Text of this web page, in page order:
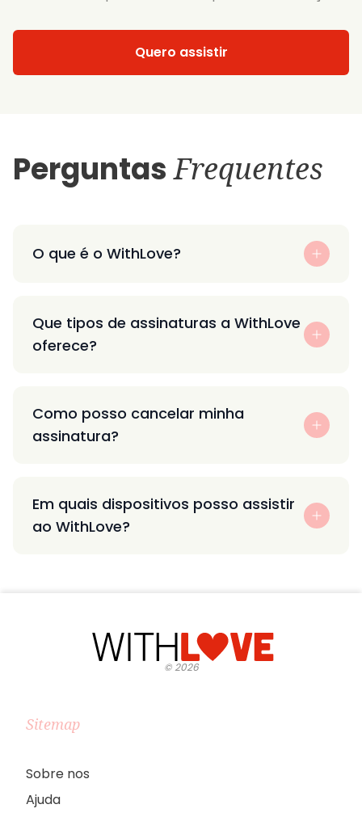
Quero assistir
PerguntasFrequentes
O que é o WithLove?
Que tipos de assinaturas a WithLove
oferece?
Como posso cancelar minha
assinatura?
Em quais dispositivos posso assistir
ao WithLove?
©2026
Sitemap
Sobre nos
Ajuda